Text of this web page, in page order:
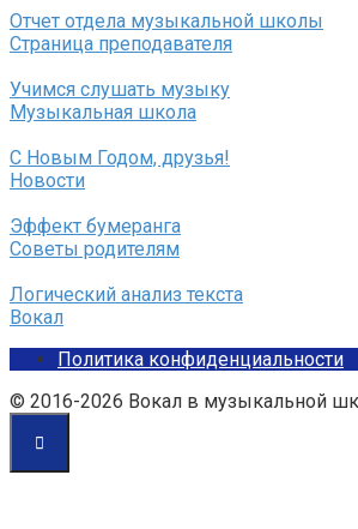
Отчет отдела музыкальной школы
Страница преподавателя
Учимся слушать музыку
Музыкальная школа
С Новым Годом, друзья!
Новости
Эффект бумеранга
Советы родителям
Логический анализ текста
Вокал
Политика конфиденциальности
© 2016-2026 Вокал в музыкальной